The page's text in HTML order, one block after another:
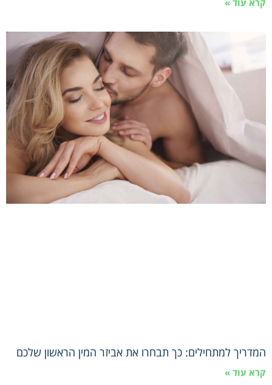
קרא עוד »
המדריך למתחילים: כך תבחרו את אביזר המין הראשון שלכם
קרא עוד »